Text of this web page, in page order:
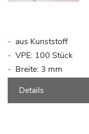
aus Kunststoff
VPE: 100 Stück
Breite: 3 mm
Details